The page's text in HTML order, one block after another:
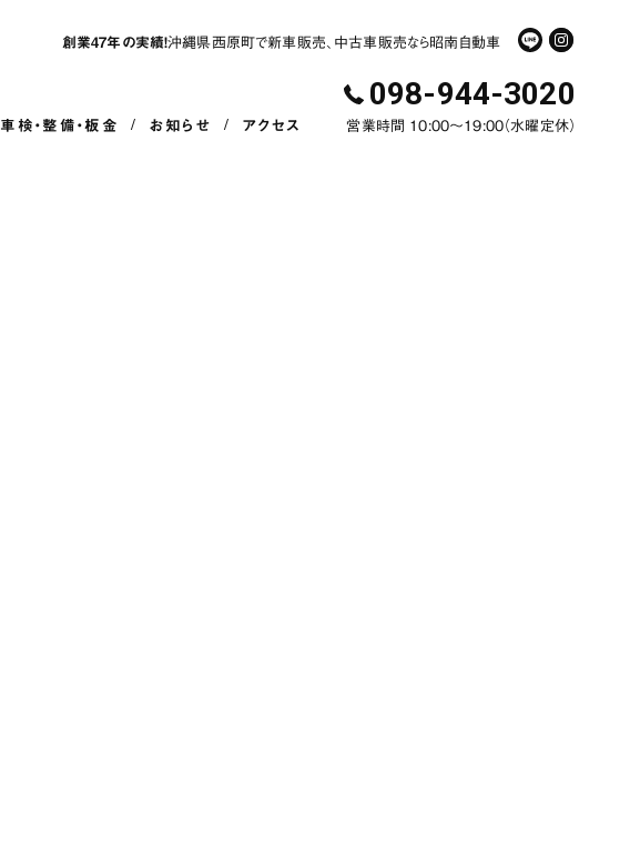
創業47年の実績！沖縄県西原町で新車販売、中古車販売なら昭南自動車
車検・整備・板金 お知らせ アクセス
098-944-3020
営業時間 10:00〜19:00（水曜定休）